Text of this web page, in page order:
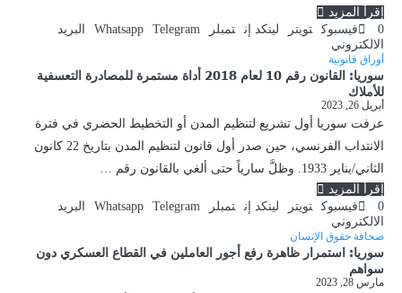
إقرأ المزيد
0
فيسبوك تويتر لينكد إن تمبلر Whatsapp Telegram
البريد
الالكتروني
أوراق قانونية
سوريا: القانون رقم 10 لعام 2018 أداة مستمرة للمصادرة التعسفية
للأملاك
أبريل 26, 2023
عرفت سوريا أول تشريع لتنظيم المدن أو التخطيط الحضري في فترة
الانتداب الفرنسي، حين صدر أول قانون لتنظيم المدن بتاريخ 22 كانون
الثاني/يناير 1933. وظلَّ سارياً حتى ألغي بالقانون رقم …
إقرأ المزيد
0
فيسبوك تويتر لينكد إن تمبلر Whatsapp Telegram
البريد
الالكتروني
صحافة حقوق الإنسان
سوريا: استمرار ظاهرة رفع أجور العاملين في القطاع العسكري دون
سواهم
مارس 28, 2023